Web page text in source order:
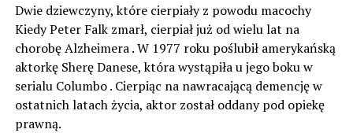
Dwie dziewczyny, które cierpiały z powodu macochy
Kiedy Peter Falk zmarł, cierpiał już od wielu lat na
chorobę Alzheimera . W 1977 roku poślubił amerykańską
aktorkę Sherę Danese, która wystąpiła u jego boku w
serialu Columbo . Cierpiąc na nawracającą demencję w
ostatnich latach życia, aktor został oddany pod opiekę
prawną.